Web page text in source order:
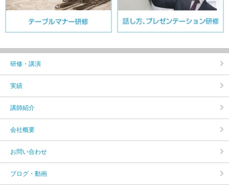
研修・講演
実績
講師紹介
会社概要
お問い合わせ
ブログ・動画